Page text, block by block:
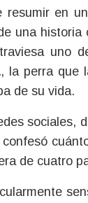
una
uno
, la perra que
de su vida.
sociales,
de cuatro